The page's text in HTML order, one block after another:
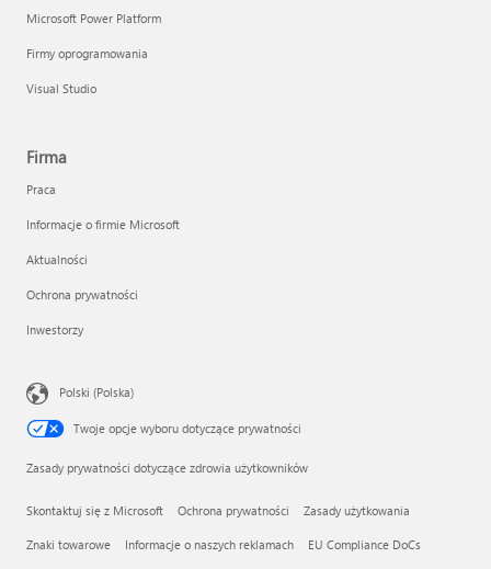
Microsoft Power Platform
Firmy oprogramowania
Visual Studio
Firma
Praca
Informacje o firmie Microsoft
Aktualności
Ochrona prywatności
Inwestorzy
Polski (Polska)
Twoje opcje wyboru dotyczące prywatności
Zasady prywatności dotyczące zdrowia użytkowników
Skontaktuj się z Microsoft Ochrona prywatności Zasady użytkowania
Znaki towarowe Informacje o naszych reklamach EU Compliance DoCs